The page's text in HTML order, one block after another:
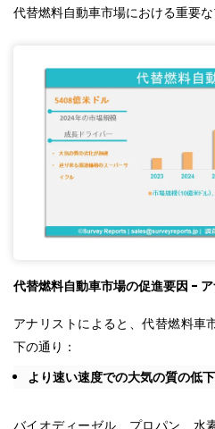
代替燃料自動車市場における重要な
代替燃料自動車市場の促進要因 -
アナリストによると、代替燃料車
下の通り：
より速い速度での大気の質の低下
バイオディーゼル、プロパン、水